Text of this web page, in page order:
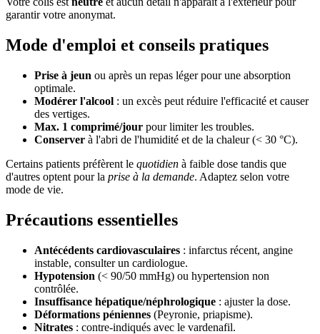
garantir votre anonymat.
Mode d'emploi et conseils pratiques
Prise à jeun ou après un repas léger pour une absorption
optimale.
Modérer l'alcool : un excès peut réduire l'efficacité et causer
des vertiges.
Max. 1 comprimé/jour pour limiter les troubles.
Conserver à l'abri de l'humidité et de la chaleur (< 30 °C).
Certains patients préfèrent le quotidien à faible dose tandis que
d'autres optent pour la prise à la demande. Adaptez selon votre
mode de vie.
Précautions essentielles
Antécédents cardiovasculaires : infarctus récent, angine
instable, consulter un cardiologue.
Hypotension (< 90/50 mmHg) ou hypertension non
contrôlée.
Insuffisance hépatique/néphrologique : ajuster la dose.
Déformations péniennes (Peyronie, priapisme).
Nitrates : contre-indiqués avec le vardenafil.